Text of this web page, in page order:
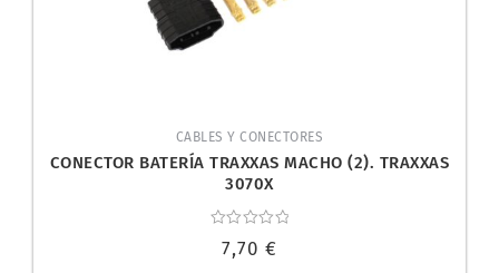
CABLES Y CONECTORES
CONECTOR BATERÍA TRAXXAS MACHO (2). TRAXXAS
3070X
con
7,70 €